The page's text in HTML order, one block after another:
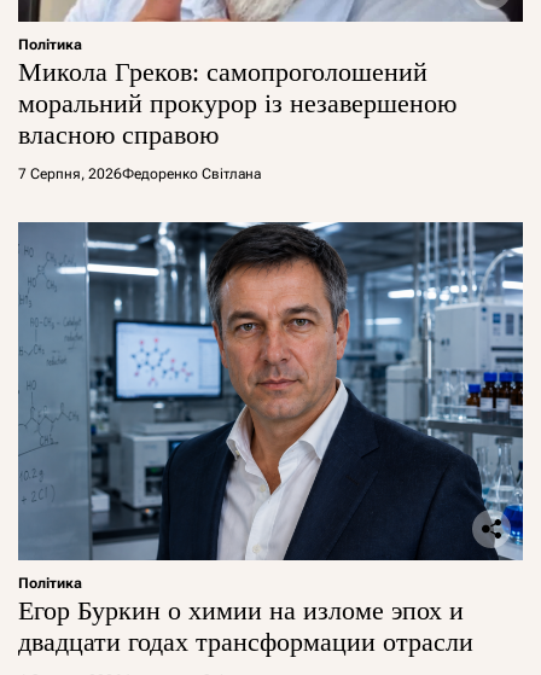
Політика
Микола Греков: самопроголошений
моральний прокурор із незавершеною
власною справою
7 Серпня, 2026Федоренко Світлана
Політика
Егор Буркин о химии на изломе эпох и
двадцати годах трансформации отрасли